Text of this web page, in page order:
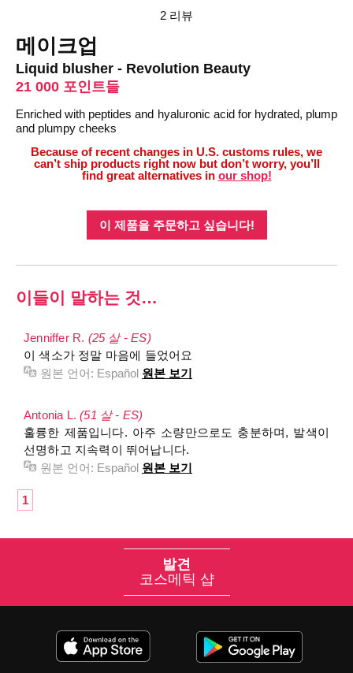
2 리뷰
메이크업
Liquid blusher - Revolution Beauty
21 000 포인트들
Enriched with peptides and hyaluronic acid for hydrated, plump
and plumpy cheeks
Because of recent changes in U.S. customs rules, we
can’t ship products right now but don’t worry, you’ll
find great alternatives in our shop!
이 제품을 주문하고 싶습니다!
이들이 말하는 것…
Jenniffer R. (25 살 - ES)
이 색소가 정말 마음에 들었어요
원본 언어: Español 원본 보기
Antonia L.(51 살 - ES)
훌륭한 제품입니다. 아주 소량만으로도 충분하며, 발색이
선명하고 지속력이 뛰어납니다.
원본 언어: Español 원본 보기
1
발견
코스메틱 샵